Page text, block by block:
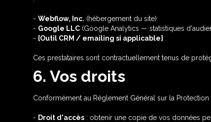
-Webflow, Inc. (hébergement du site)
- Google LLC (Google Analytics — statistiques
- [Outil CRM / emailing si applicable]
Ces prestataires sont contractuellement tenus de
6. Vos droits
Conformément au Règlement Général sur la
- Droit d'accès : obtenir une copie de vos données